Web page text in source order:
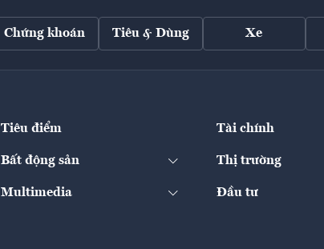
Chứng khoán Tiêu & Dùng Xe
Tiêu điểm Tài chính
Bất động sản Thị trường
Multimedia Đầu tư